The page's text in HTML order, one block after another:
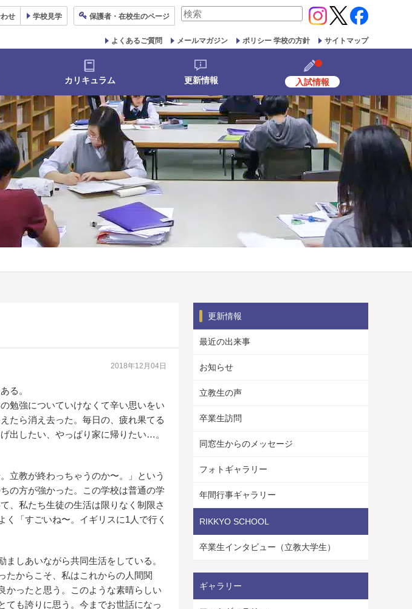
せ 学校見学 保護者 ・在校生のページ
検
対
象:
よくあるご質問 メールマガジン ポリシー 学校の方針 サイトマップ
カリキュラム 更新情報 入試情報
2018年12月04日
る。
勉強についていけなくて辛い思いをい
たら消え去った。毎日の、疲れ果てる
出したい、やっぱり家に帰りたい…。
立教が終わっちゃうのか〜。」という
の方が強かった。この学校は普通の学
、私たち生徒の生活は限りなく制限さ
「すごいね〜。イギリスに1人で行く
しあいながら共同生活をしている。
たからこそ、私はこれからの人間関
かったと思う。このような素晴らしい
ても誇りに思う。今までお世話になっ
更新情報
最近の出来事
お知らせ
立教生の声
卒業生訪問
同窓生からのメッセージ
フォトギャラリー
年間行事ギャラリー
RIKKYO SCHOOL
卒業生インタビュー（立教大学生）
ギャラリー